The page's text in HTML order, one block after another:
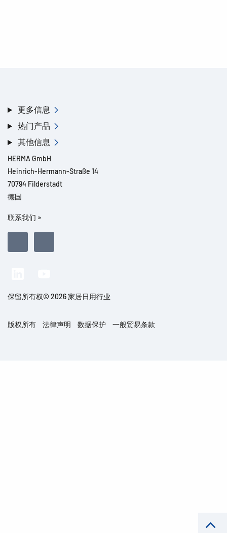
更多信息
热门产品
其他信息
HERMA GmbH
Heinrich-Hermann-Straße 14
70794 Filderstadt
德国
联系我们 »
保留所有权© 2026 家居日用行业
版权所有 法律声明 数据保护 一般贸易条款